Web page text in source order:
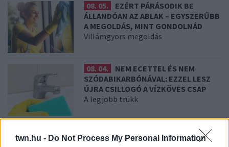
twn.hu - Do Not Process My Personal Information
08. 05.
EZÉRT PÁRÁSODIK BE
ÁLLANDÓAN AZ ABLAK – EGYSZERŰBB
A MEGOLDÁS, MINT GONDOLNÁD
Villámgyors megoldás
08. 04.
NEM ECETTEL ÉS NEM
SZÓDABIKARBÓNÁVAL: EZZEL LESZ
ÚJRA CSILLOGÓ A VÍZKÖVES CSAP
A legjobb trükk
HA MINDIG EZT A MONDATOT
HASZNÁLOD, AZ RENDKÍVÜL MAGAS